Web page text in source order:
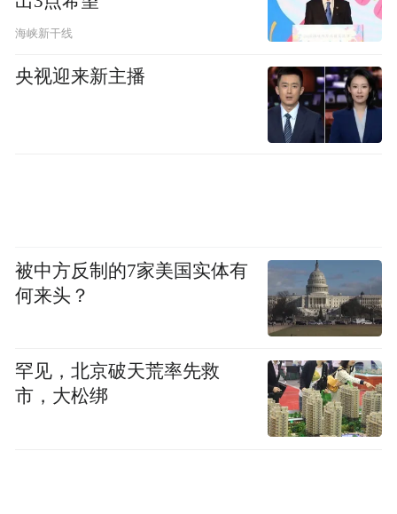
海峡新干线
央视迎来新主播
被中方反制的7家美国实体有
何来头？
罕见，北京破天荒率先救
市，大松绑